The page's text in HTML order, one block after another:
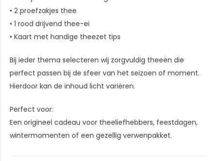
• 2 proefzakjes thee
• 1 rood drijvend thee-ei
• Kaart met handige theezet tips
Bij ieder thema selecteren wij zorgvuldig theeën die
perfect passen bij de sfeer van het seizoen of moment.
Hierdoor kan de inhoud licht variëren.
Perfect voor:
Een origineel cadeau voor theeliefhebbers, feestdagen,
wintermomenten of een gezellig verwenpakket.